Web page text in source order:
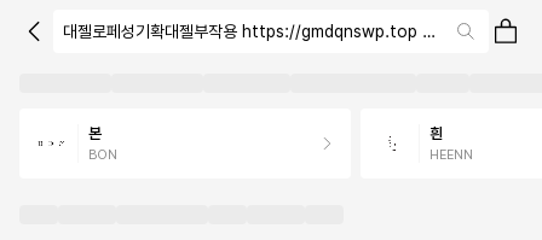
대젤로페성기확대젤부작용 https://gmdqnswp.top 남성 건강을 위한
본
BON
흰
HEENN